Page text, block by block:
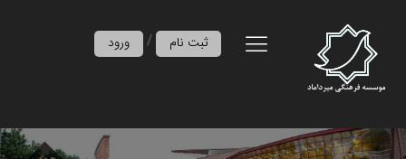
ورود / ثبت نام